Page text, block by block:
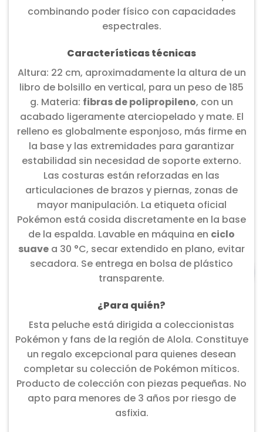
combinando poder físico con capacidades
espectrales.
Características técnicas
Altura: 22 cm, aproximadamente la altura de un
libro de bolsillo en vertical, para un peso de 185
g. Materia: fibras de polipropileno, con un
acabado ligeramente aterciopelado y mate. El
relleno es globalmente esponjoso, más firme en
la base y las extremidades para garantizar
estabilidad sin necesidad de soporte externo.
Las costuras están reforzadas en las
articulaciones de brazos y piernas, zonas de
mayor manipulación. La etiqueta oficial
Pokémon está cosida discretamente en la base
de la espalda. Lavable en máquina en ciclo
suave a 30 °C, secar extendido en plano, evitar
secadora. Se entrega en bolsa de plástico
transparente.
¿Para quién?
Esta peluche está dirigida a coleccionistas
Pokémon y fans de la región de Alola. Constituye
un regalo excepcional para quienes desean
completar su colección de Pokémon míticos.
Producto de colección con piezas pequeñas. No
apto para menores de 3 años por riesgo de
asfixia.